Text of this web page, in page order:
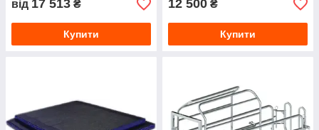
від 17 513 ₴
Купити
12 500 ₴
Купити